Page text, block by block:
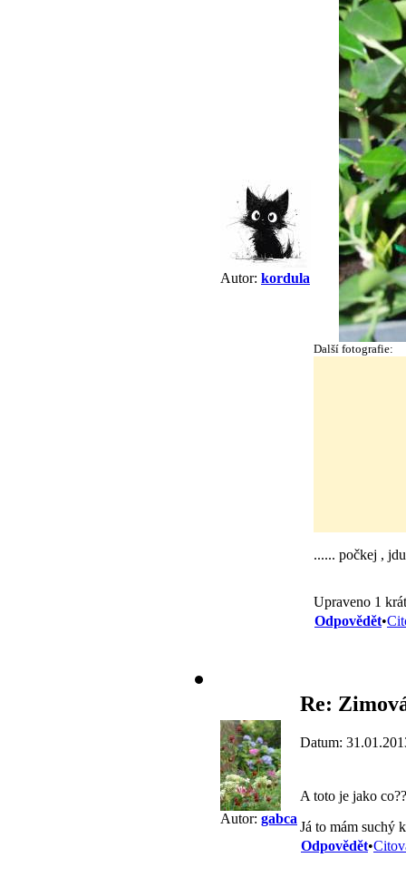
Autor: kordula
Další fotografie:
...... počkej ,
Upraveno 1
Odpovědět•
Autor: gabca
Re:
Datum:
A toto je jako
Já to mám suchý
Odpovědět•